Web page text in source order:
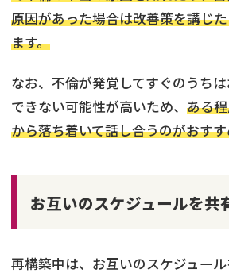
原因があった場合は改善策を講じ
ます。
なお、不倫が発覚してすぐのうち
できない可能性が高いため、 ある
から落ち着いて話し合うのがおす
お互いのスケジュールを共
再構築中は、お互いのスケジュー